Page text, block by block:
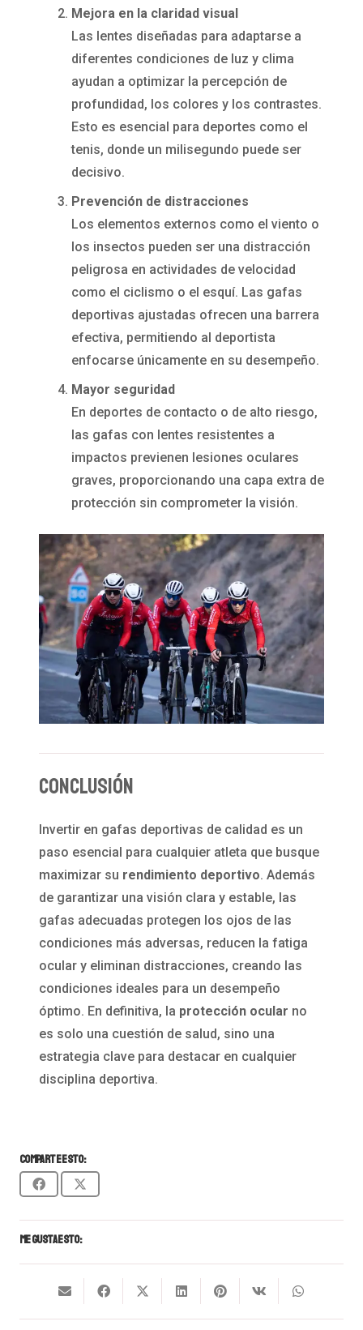
Mejora en la claridad visual
Las lentes diseñadas para adaptarse a
diferentes condiciones de luz y clima
ayudan a optimizar la percepción de
profundidad, los colores y los contrastes.
Esto es esencial para deportes como el
tenis, donde un milisegundo puede ser
decisivo.
Prevención de distracciones
Los elementos externos como el viento o
los insectos pueden ser una distracción
peligrosa en actividades de velocidad
como el ciclismo o el esquí. Las gafas
deportivas ajustadas ofrecen una barrera
efectiva, permitiendo al deportista
enfocarse únicamente en su desempeño.
Mayor seguridad
En deportes de contacto o de alto riesgo,
las gafas con lentes resistentes a
impactos previenen lesiones oculares
graves, proporcionando una capa extra de
protección sin comprometer la visión.
Conclusión
Invertir en gafas deportivas de calidad es un
paso esencial para cualquier atleta que busque
maximizar su rendimiento deportivo. Además
de garantizar una visión clara y estable, las
gafas adecuadas protegen los ojos de las
condiciones más adversas, reducen la fatiga
ocular y eliminan distracciones, creando las
condiciones ideales para un desempeño
óptimo. En definitiva, la protección ocular no
es solo una cuestión de salud, sino una
estrategia clave para destacar en cualquier
disciplina deportiva.
Comparte esto:
Me gusta esto: